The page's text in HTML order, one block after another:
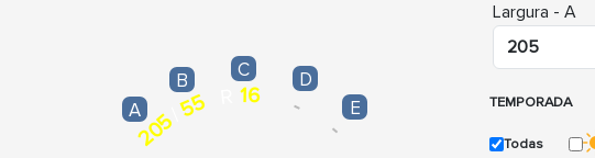
A
B C
D
E
205/55 16 -
-
Largura - A
TEMPORADA
Todas